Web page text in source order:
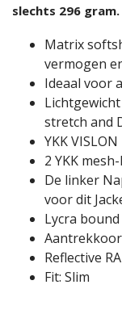
slechts 296 gram.
Matrix
vermogen
Ideaal voor
stretch and
YKK
2 YKK
De linker
voor dit
Lycra
Reflective
Fit: Slim